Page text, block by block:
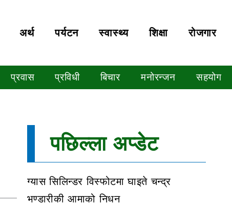
अर्थ पर्यटन स्वास्थ्य शिक्षा रोजगार
प्रवास प्रविधी बिचार मनोरन्जन सहयोग
पछिल्ला अप्डेट
ग्यास सिलिन्डर विस्फोटमा घाइते चन्द्र
भण्डारीकी आमाको निधन